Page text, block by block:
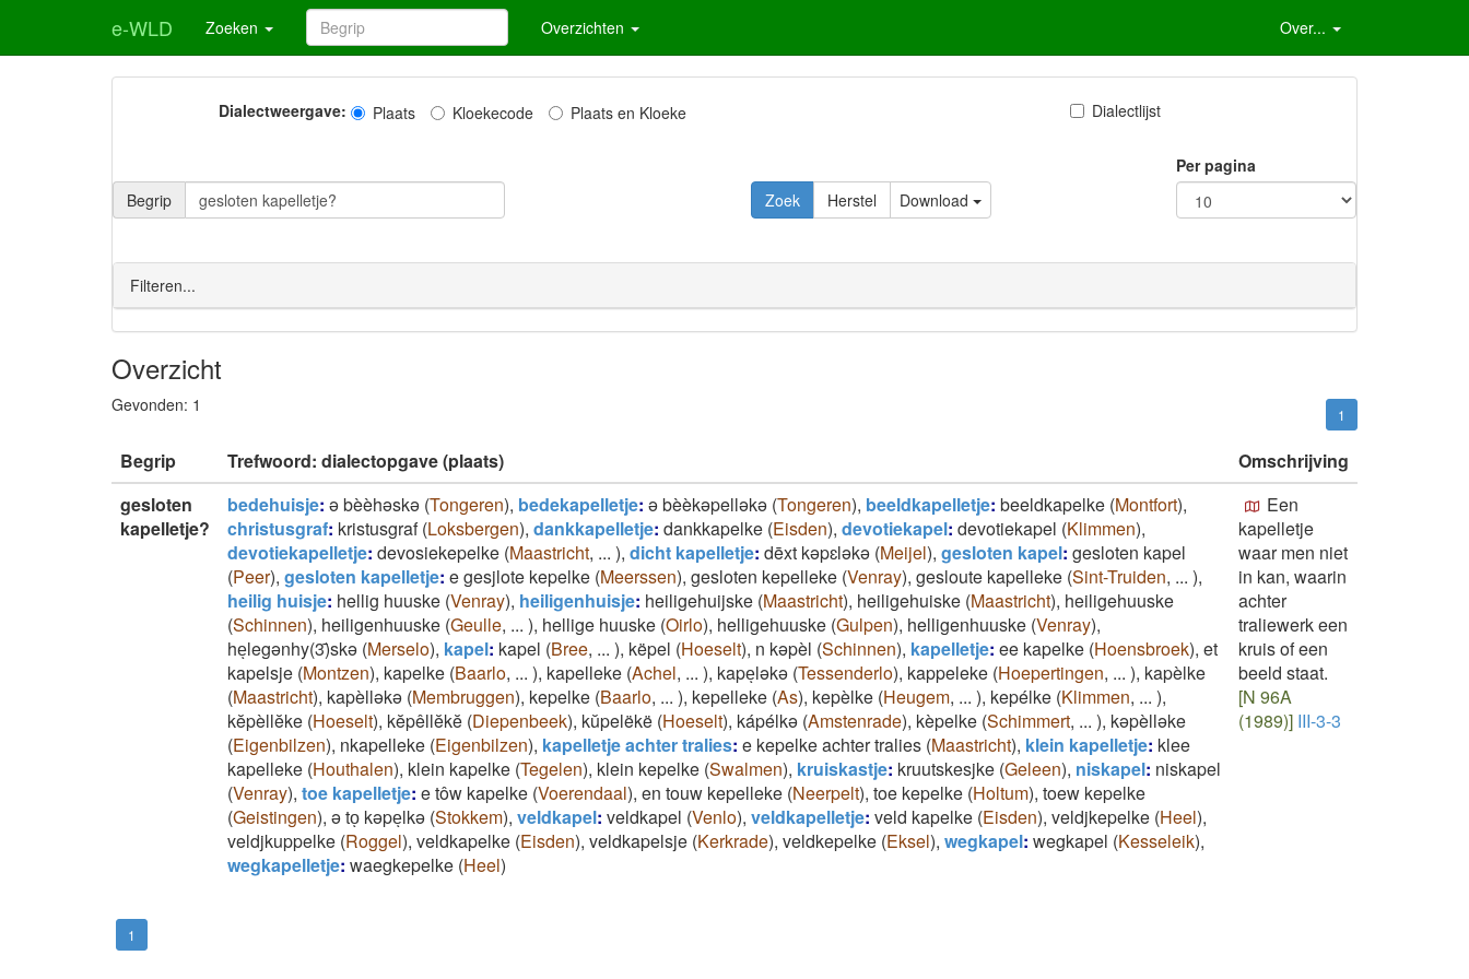
e-WLD Zoeken Overzichten Over...
Dialectweergave: Plaats Kloekecode Plaats en Kloeke Dialectlijst
Begrip Zoek Herstel Download
Per pagina
Filteren...
Overzicht
Gevonden: 1 1
Begrip Trefwoord: dialectopgave (plaats)
Omschrijving
gesloten
kapelletje?
bedehuisje: ə bèèhəskə (Tongeren), bedekapelletje: ə bèèkəpelləkə (Tongeren), beeldkapelletje: beeldkapelke (Montfort),
christusgraf: kristusgraf(Loksbergen), dankkapelletje: dankkapelke (Eisden), devotiekapel: devotiekapel (Klimmen),
devotiekapelletje: devosiekepelke (Maastricht, ... ), dicht kapelletje: dēxt kəpɛləkə (Meijel), gesloten kapel: gesloten kapel
(Peer), gesloten kapelletje: e gesjlote kepelke (Meerssen), gesloten kepelleke (Venray), gesloute kapelleke (Sint-Truiden, ... ),
heilig huisje: hellig huuske (Venray), heiligenhuisje: heiligehuijske (Maastricht), heiligehuiske (Maastricht), heiligehuuske
(Schinnen), heiligenhuuske (Geulle, ... ), hellige huuske (Oirlo), helligehuuske (Gulpen), helligenhuuske (Venray),
heͅlegənhy(3)̄skə (Merselo), kapel: kapel (Bree, ... ), këpel (Hoeselt), n kəpèl (Schinnen), kapelletje: ee kapelke (Hoensbroek), et
kapelsje (Montzen), kapelke (Baarlo, ... ), kapelleke (Achel, ... ), kapeͅləkə (Tessenderlo), kappeleke (Hoepertingen, ... ), kapèlke
(Maastricht), kapèlləkə (Membruggen), kepelke (Baarlo, ... ), kepelleke (As), kepèlke (Heugem, ... ), kepélke (Klimmen, ... ),
kĕpèllĕke (Hoeselt), kĕpêllĕkĕ (Diepenbeek), kŭpelëkë (Hoeselt), kápélkə (Amstenrade), kèpelke (Schimmert, ... ), kəpèlləke
(Eigenbilzen), nkapelleke (Eigenbilzen), kapelletje achter tralies: e kepelke achter tralies (Maastricht), klein kapelletje: klee
kapelleke (Houthalen), klein kapelke (Tegelen), klein kepelke (Swalmen), kruiskastje: kruutskesjke (Geleen), niskapel: niskapel
(Venray), toe kapelletje: e tôw kapelke (Voerendaal), en touw kepelleke (Neerpelt), toe kepelke (Holtum), toew kepelke
(Geistingen), ə toͅ kəpeͅlkə (Stokkem), veldkapel: veldkapel (Venlo), veldkapelletje: veld kapelke (Eisden), veldjkepelke (Heel),
veldjkuppelke (Roggel), veldkapelke (Eisden), veldkapelsje (Kerkrade), veldkepelke (Eksel), wegkapel: wegkapel (Kesseleik),
wegkapelletje: waegkepelke (Heel)
Een
kapelletje
waar men niet
in kan, waarin
achter
traliewerk een
kruis of een
beeld staat.
[N 96A
(1989)] III-3-3
1